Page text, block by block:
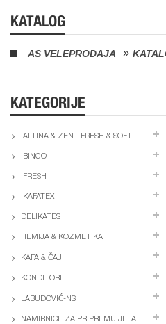
KATALOG
AS VELEPRODAJA
KATEGORIJE
.ALTINA & ZEN - FRESH & SOFT
.BINGO
.FRESH
.KAFATEX
DELIKATES
HEMIJA & KOZMETIKA
KAFA & ČAJ
KONDITORI
LABUDOVIĆ-NS
NAMIRNICE ZA PRIPREMU JELA